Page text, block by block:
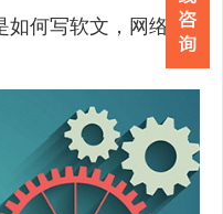
如何写软文，网络推